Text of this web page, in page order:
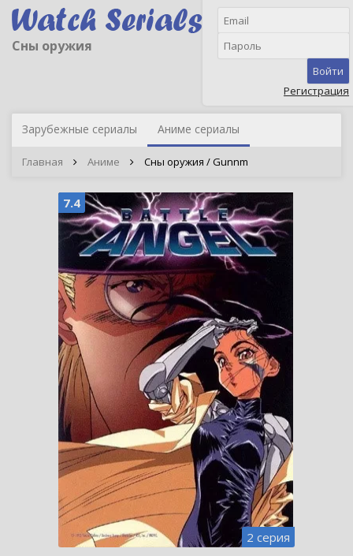
Сны оружия
Войти
Регистрация
Зарубежные сериалы Аниме сериалы
Главная Аниме Сны оружия / Gunnm
7.4
2 серия